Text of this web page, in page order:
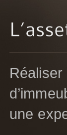
une